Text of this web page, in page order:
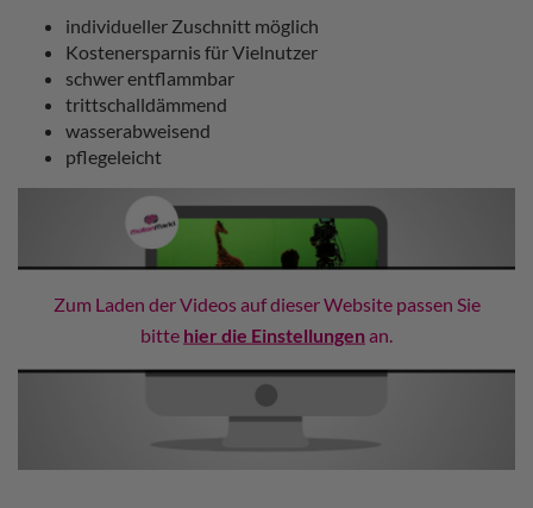
individueller Zuschnitt möglich
Kostenersparnis für Vielnutzer
schwer entflammbar
trittschalldämmend
wasserabweisend
pflegeleicht
Zum Laden der Videos auf dieser Website passen Sie
bitte hier die Einstellungenan.